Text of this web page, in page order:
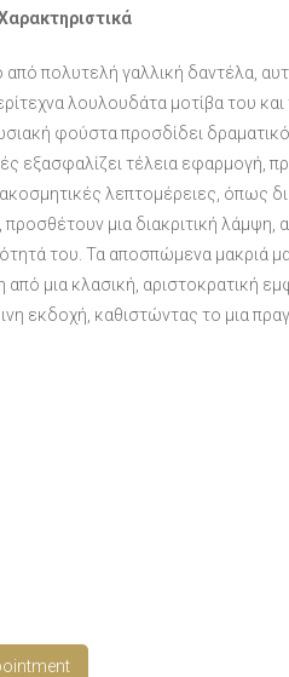
πολυτελή γαλλική δαντέλα,
λουλουδάτα μοτίβα του
φούστα προσδίδει
εξασφαλίζει τέλεια εφαρμογή,
λεπτομέρειες, όπως
μια διακριτική λάμψη,
του. Τα αποσπώμενα μακριά
μια κλασική, αριστοκρατική
εκδοχή, καθιστώντας το μια